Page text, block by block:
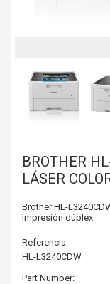
BROTHER
LÁSER
Brother HL-
Impresión dúplex
Referencia
HL-L3240CDW
Part Number: